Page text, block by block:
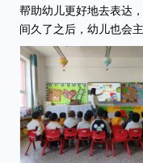
帮助幼儿更好地去表达
间久了之后，幼儿也会